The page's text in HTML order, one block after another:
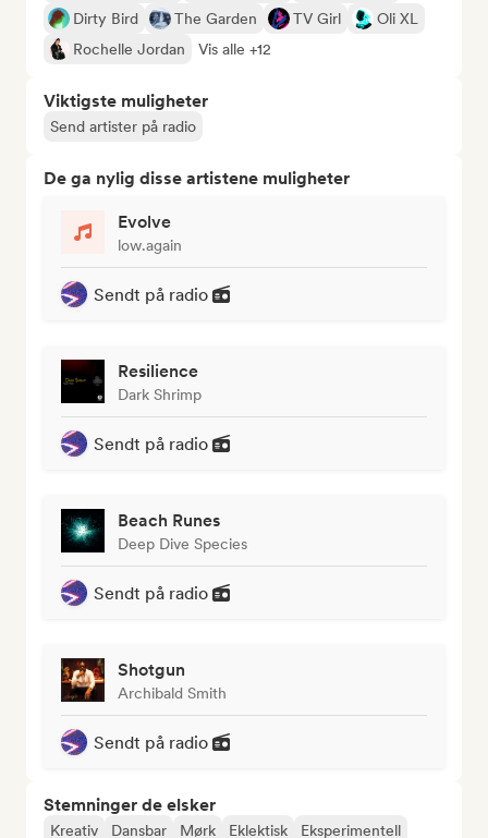
Dirty Bird
The Garden TV Girl
Oli XL
Rochelle Jordan
Vis alle +12
Viktigste muligheter
Send artister på radio
De ga nylig disse artistene muligheter
Evolve
low.again
Sendt på radio
Resilience
Dark Shrimp
Sendt på radio
Beach Runes
Deep Dive Species
Sendt på radio
Shotgun
Archibald Smith
Sendt på radio
Stemninger de elsker
Kreativ Dansbar Mørk Eklektisk
Eksperimentell